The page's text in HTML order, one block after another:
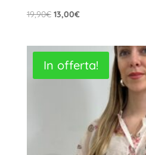
19,90€ Il
era:
19,90€.
13,00€Il
è:
13,00€.
In offerta!